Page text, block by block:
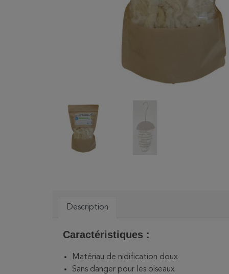
Description
Caractéristiques :
Matériau de nidification doux
Sans danger pour les oiseaux